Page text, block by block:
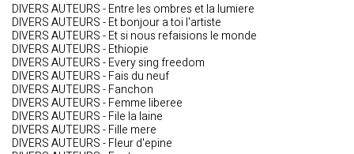
DIVERS AUTEURS - Entre les ombres et la lumiere
DIVERS AUTEURS - Et bonjour a toi l'artiste
DIVERS AUTEURS - Et si nous refaisions le monde
DIVERS AUTEURS - Ethiopie
DIVERS AUTEURS - Every sing freedom
DIVERS AUTEURS - Fais du neuf
DIVERS AUTEURS - Fanchon
DIVERS AUTEURS - Femme liberee
DIVERS AUTEURS - File la laine
DIVERS AUTEURS - Fille mere
DIVERS AUTEURS - Fleur d'epine